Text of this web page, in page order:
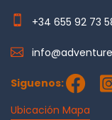
+34 655 92 73
Siguenos:
Ubicación Mapa